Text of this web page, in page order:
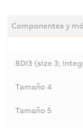
Componentes y
8DI3 (size 3;
Tamaño 4
Tamaño 5